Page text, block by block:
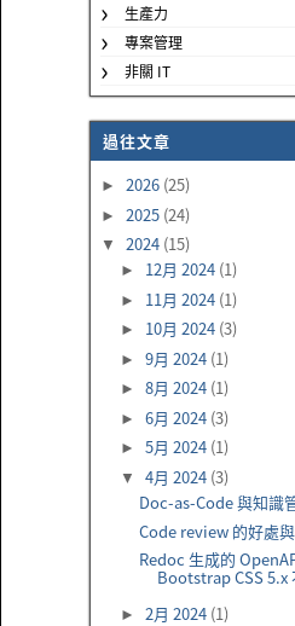
生產力
專案管理
非關 IT
過往文章
► 2026 (25)
► 2025 (24)
▼ 2024 (15)
► 12月 2024 (1)
► 11月 2024 (1)
► 10月 2024 (3)
► 9月 2024 (1)
► 8月 2024 (1)
► 6月 2024 (3)
► 5月 2024 (1)
▼ 4月 2024 (3)
Doc-as-Code 與知識
Code review 的好處
Redoc 生成的
Bootstrap CSS 5.x
► 2月 2024 (1)